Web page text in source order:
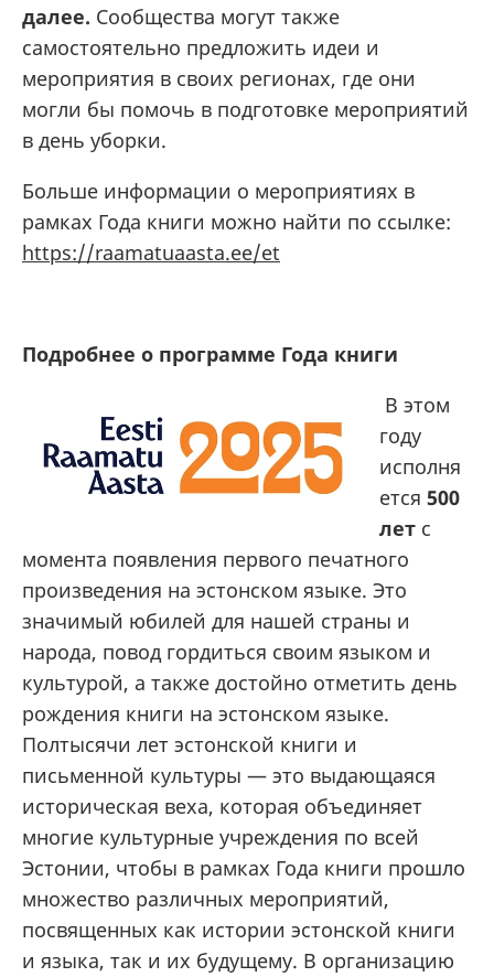
далее. Сообщества могут также
самостоятельно предложить идеи и
мероприятия в своих регионах, где они
могли бы помочь в подготовке мероприятий
в день уборки.
Больше информации о мероприятиях в
рамках Года книги можно найти по ссылке:
https://raamatuaasta.ee/et
Подробнее о программе Года книги
В этом
году
исполня
ется500
лет с
момента появления первого печатного
произведения на эстонском языке. Это
значимый юбилей для нашей страны и
народа, повод гордиться своим языком и
культурой, а также достойно отметить день
рождения книги на эстонском языке.
Полтысячи лет эстонской книги и
письменной культуры — это выдающаяся
историческая веха, которая объединяет
многие культурные учреждения по всей
Эстонии, чтобы в рамках Года книги прошло
множество различных мероприятий,
посвященных как истории эстонской книги
и языка, так и их будущему. В организацию